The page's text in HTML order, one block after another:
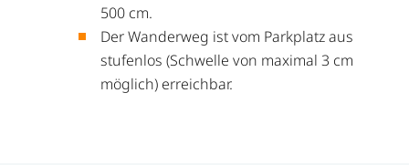
500 cm.
Der Wanderweg ist vom Parkplatz aus
stufenlos (Schwelle von maximal 3 cm
möglich) erreichbar.